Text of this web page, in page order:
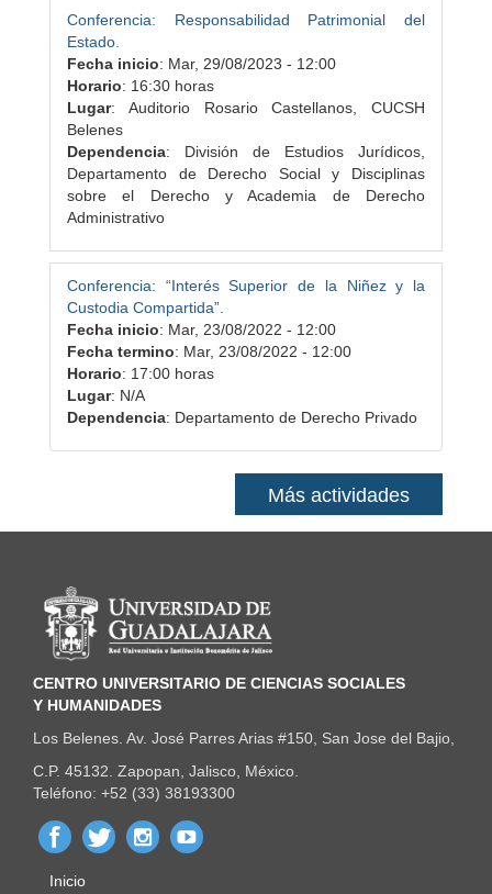
Conferencia: Responsabilidad Patrimonial del
Estado.
Fecha inicio: Mar, 29/08/2023 - 12:00
Horario: 16:30 horas
Lugar: Auditorio Rosario Castellanos, CUCSH
Belenes
Dependencia: División de Estudios Jurídicos,
Departamento de Derecho Social y Disciplinas
sobre el Derecho y Academia de Derecho
Administrativo
Conferencia: “Interés Superior de la Niñez y la
Custodia Compartida”.
Fecha inicio: Mar, 23/08/2022 - 12:00
Fecha termino: Mar, 23/08/2022 - 12:00
Horario: 17:00 horas
Lugar: N/A
Dependencia: Departamento de Derecho Privado
Más actividades
Información del portal
CENTRO UNIVERSITARIO DE CIENCIAS SOCIALES
Y HUMANIDADES
Los Belenes. Av. José Parres Arias #150, San Jose del Bajio,
C.P. 45132. Zapopan, Jalisco, México.
Teléfono: +52 (33) 38193300
Inicio